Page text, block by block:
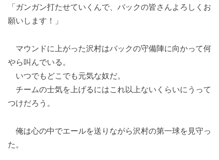
「ガンガン打たせていくんで、バックの皆さんよろしくお
願いします！」
マウンドに上がった沢村はバックの守備陣に向かって何
やら叫んでいる。
いつでもどこでも元気な奴だ。
チームの士気を上げるにはこれ以上ないくらいにうって
つけだろう。
俺は心の中でエールを送りながら沢村の第一球を見守っ
た。